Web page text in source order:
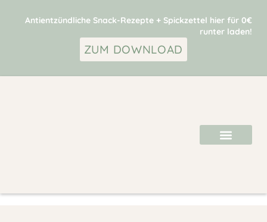
Antientzündliche Snack-Rezepte + Spickzettel hier für 0€
runter laden!
ZUM DOWNLOAD